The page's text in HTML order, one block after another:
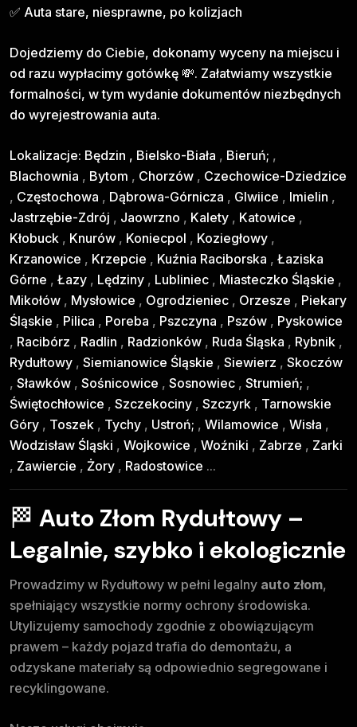
✅ Auta stare, niesprawne, po kolizjach
Dojedziemy do Ciebie, dokonamy wyceny na miejscu i
od razu wypłacimy gotówkę 💸. Załatwiamy wszystkie
formalności, w tym wydanie dokumentów niezbędnych
do wyrejestrowania auta.
Lokalizacje: Będzin , Bielsko-Biała , Bieruń; ,
Blachownia , Bytom , Chorzów , Czechowice-Dziedzice
, Częstochowa , Dąbrowa-Górnicza , Glwiice , Imielin ,
Jastrzębie-Zdrój , Jaowrzno , Kalety , Katowice ,
Kłobuck , Knurów , Koniecpol , Koziegłowy ,
Krzanowice , Krzepcie , Kuźnia Raciborska , Łaziska
Górne , Łazy , Lędziny , Lubliniec , Miasteczko Śląskie ,
Mikołów , Mysłowice , Ogrodzieniec , Orzesze , Piekary
Śląskie , Pilica , Poreba , Pszczyna , Pszów , Pyskowice
, Racibórz , Radlin , Radzionków , Ruda Śląska , Rybnik ,
Rydułtowy , Siemianowice Śląskie , Siewierz , Skoczów
, Sławków , Sośnicowice , Sosnowiec , Strumień; ,
Świętochłowice , Szczekociny , Szczyrk , Tarnowskie
Góry , Toszek , Tychy , Ustroń; , Wilamowice , Wisła ,
Wodzisław Śląski , Wojkowice , Woźniki , Zabrze , Zarki
, Zawiercie , Żory , Radostowice ...
🏁 Auto Złom Rydułtowy –
Legalnie, szybko i ekologicznie
Prowadzimy w Rydułtowy w pełni legalny auto złom,
spełniający wszystkie normy ochrony środowiska.
Utylizujemy samochody zgodnie z obowiązującym
prawem – każdy pojazd trafia do demontażu, a
odzyskane materiały są odpowiednio segregowane i
recyklingowane.